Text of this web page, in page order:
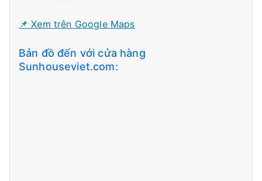
📌 Xem trên Google Maps
Bản đồ đến với cửa hàng
Sunhouseviet.com: